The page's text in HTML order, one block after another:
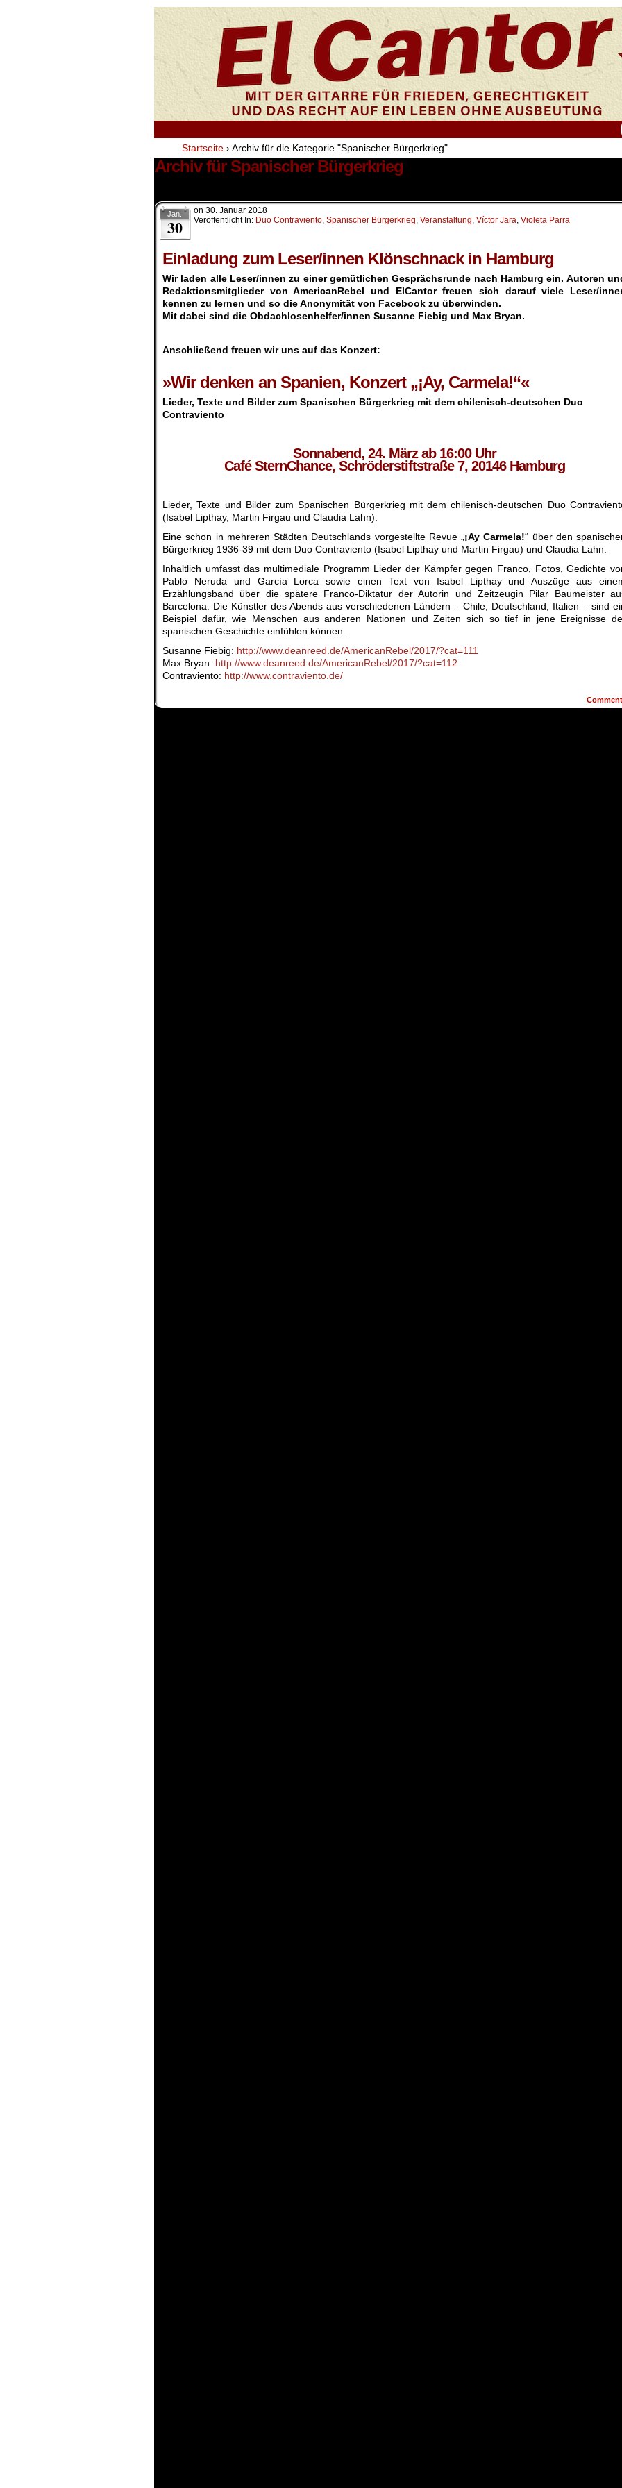
Startseite › Archiv für die Kategorie "Spanischer Bürgerkrieg"
Archiv für Spanischer Bürgerkrieg
Jan.
30
on 30. Januar 2018
Veröffentlicht In: Duo Contraviento, Spanischer Bürgerkrieg, Veranstaltung, Víctor Jara, Violeta Parra
Einladung zum Leser/innen Klönschnack in Hamburg
Wir laden alle Leser/innen zu einer gemütlichen Gesprächsrunde nach Hamburg ein. Autoren
Redaktionsmitglieder von AmericanRebel und ElCantor freuen sich darauf viele Leser/
kennen zu lernen und so die Anonymität von Facebook zu überwinden.
Mit dabei sind die Obdachlosenhelfer/innen Susanne Fiebig und Max Bryan.
Anschließend freuen wir uns auf das Konzert:
»Wir denken an Spanien, Konzert „¡Ay, Carmela!“«
Lieder, Texte und Bilder zum Spanischen Bürgerkrieg mit dem chilenisch-deutschen Duo
Contraviento
Sonnabend, 24. März ab 16:00 Uhr
Café SternChance, Schröderstiftstraße 7, 20146 Hamburg
Lieder, Texte und Bilder zum Spanischen Bürgerkrieg mit dem chilenisch-deutschen Duo
(Isabel Lipthay, Martin Firgau und Claudia Lahn).
Eine schon in mehreren Städten Deutschlands vorgestellte Revue „ ¡Ay Carmela!“ über den
Bürgerkrieg 1936-39 mit dem Duo Contraviento (Isabel Lipthay und Martin Firgau) und Claudia Lahn.
Inhaltlich umfasst das multimediale Programm Lieder der Kämpfer gegen Franco, Fotos, Gedichte
Pablo Neruda und García Lorca sowie einen Text von Isabel Lipthay und Auszüge aus
Erzählungsband über die spätere Franco-Diktatur der Autorin und Zeitzeugin Pilar Baumeister
Barcelona. Die Künstler des Abends aus verschiedenen Ländern – Chile, Deutschland, Italien – sind
Beispiel dafür, wie Menschen aus anderen Nationen und Zeiten sich so tief in jene Ereignisse
spanischen Geschichte einfühlen können.
Susanne Fiebig: http://www.deanreed.de/AmericanRebel/2017/?cat=111
Max Bryan: http://www.deanreed.de/AmericanRebel/2017/?cat=112
Contraviento: http://www.contraviento.de/